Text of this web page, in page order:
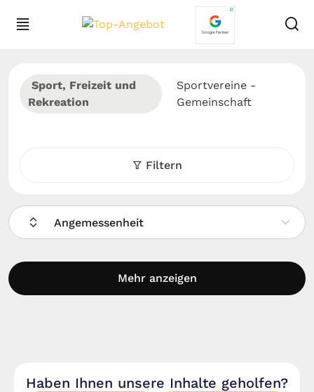
Sport, Freizeit und
Rekreation
Sportvereine -
Gemeinschaft
Filtern
Angemessenheit
Mehr anzeigen
Haben Ihnen unsere Inhalte geholfen?